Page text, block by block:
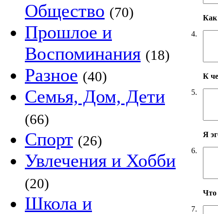
Общество (70)
Прошлое и
Воспоминания (18)
Разное (40)
Семья, Дом, Дети
(66)
Спорт (26)
Увлечения и Хобби
(20)
Школа и
4.
Как
5.
К
6.
Я
7.
Что